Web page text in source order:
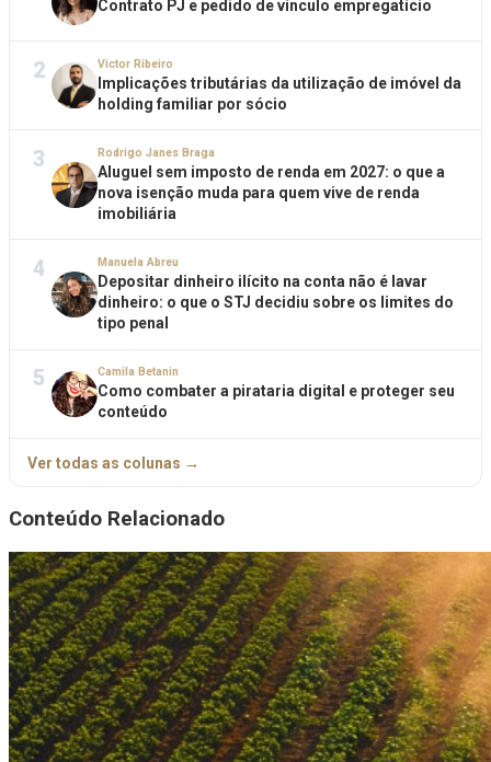
Contrato PJ e pedido de vínculo empregatício
2 Victor Ribeiro
Implicações tributárias da utilização de imóvel da
holding familiar por sócio
3 Rodrigo Janes Braga
Aluguel sem imposto de renda em 2027: o que a
nova isenção muda para quem vive de renda
imobiliária
4 Manuela Abreu
Depositar dinheiro ilícito na conta não é lavar
dinheiro: o que o STJ decidiu sobre os limites do
tipo penal
5 Camila Betanin
Como combater a pirataria digital e proteger seu
conteúdo
Ver todas as colunas →
Conteúdo Relacionado